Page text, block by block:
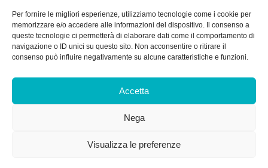
Per fornire le migliori esperienze, utilizziamo tecnologie come i cookie per
memorizzare e/o accedere alle informazioni del dispositivo. Il consenso a
queste tecnologie ci permetterà di elaborare dati come il comportamento di
navigazione o ID unici su questo sito. Non acconsentire o ritirare il
consenso può influire negativamente su alcune caratteristiche e funzioni.
Accetta
Nega
Visualizza le preferenze
SOCIAL
Dal Lunedì al Venerdì: 8.00/12.30 - 13.30/17.30
Dal Lunedì al Venerdì: 7.30/11.30 - 13.30/17.00